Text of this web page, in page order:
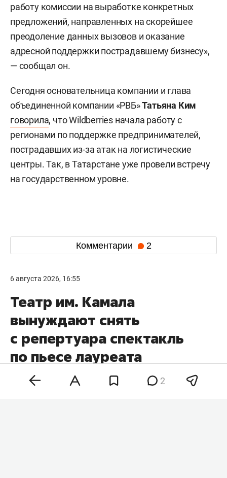
работу комиссии на выработке конкретных
предложений, направленных на скорейшее
преодоление данных вызовов и оказание
адресной поддержки пострадавшему бизнесу»,
— сообщал он.
Сегодня основательница компании и глава
объединенной компании «РВБ»Татьяна Ким
говорила, что Wildberries начала работу с
регионами по поддержке предпринимателей,
пострадавших из-за атак на логистические
центры. Так, в Татарстане уже провели встречу
на государственном уровне.
Комментарии 2
6 августа 2026, 16:55
Театр им. Камала
вынуждают снять
с репертуара спектакль
по пьесе лауреата
Нобелевской премии2